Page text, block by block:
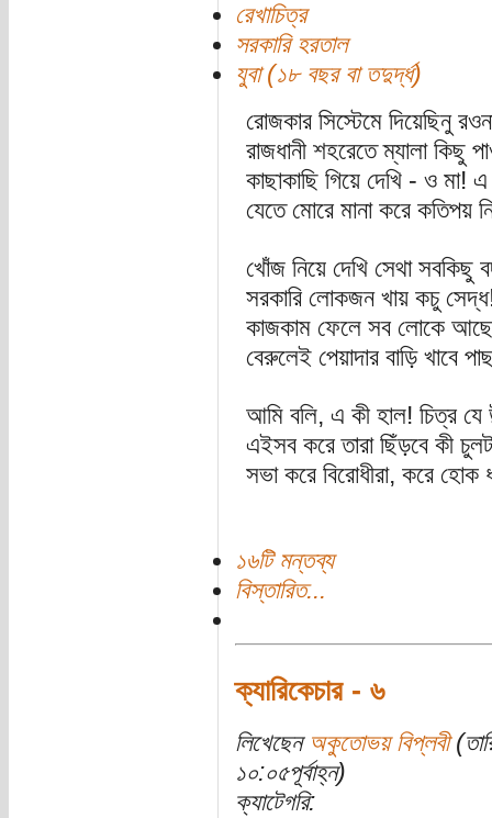
রেখাচিত্র
সরকারি হরতাল
যুবা (১৮ বছর বা তদুর্দ্ধ)
রোজকার সিস্টেমে দিয়েছিনু
রাজধানী শহরেতে ম্যালা কিছু
কাছাকাছি গিয়ে দেখি - ও মা!
যেতে মোরে মানা করে কতিপয়
খোঁজ নিয়ে দেখি সেথা সবকিছু
সরকারি লোকজন খায় কচু
কাজকাম ফেলে সব লোকে আছে
বেরুলেই পেয়াদার বাড়ি খাবে
আমি বলি, এ কী হাল! চিত্র যে
এইসব করে তারা ছিঁড়বে কী
সভা করে বিরোধীরা, করে হোক
১৬টি মন্তব্য
বিস্তারিত...
ক্যারিকেচার - ৬
লিখেছেন অকুতোভয় বিপ্লবী
১০:০৫পূর্বাহ্ন)
ক্যাটেগরি: